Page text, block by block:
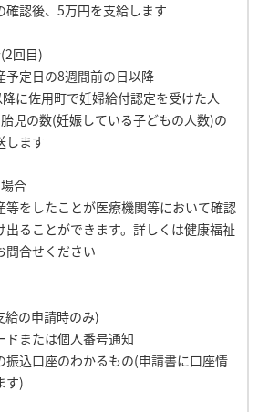
認後、5万円を支給します
回目)
定日の8週間前の日以降
に佐用町で妊婦給付認定を受けた人
児の数(妊娠している子どもの人数)の
します
合
をしたことが医療機関等において確認
出ることができます。詳しくは健康福祉
問合せください
の申請時のみ)
または個人番号通知
込口座のわかるもの(申請書に口座情
す)